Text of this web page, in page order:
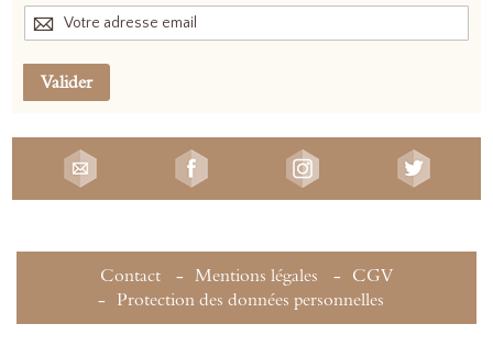
Valider
Contact Mentions légales
CGV
Protection des données personnelles